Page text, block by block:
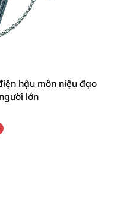
hậu môn niệu đạo
lớn